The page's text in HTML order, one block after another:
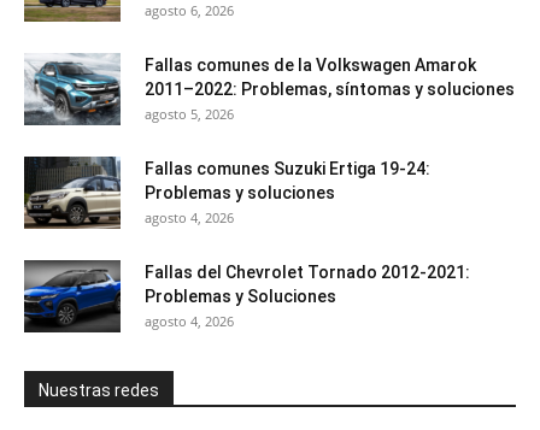
agosto 6, 2026
Fallas comunes de la Volkswagen Amarok
2011–2022: Problemas, síntomas y soluciones
agosto 5, 2026
Fallas comunes Suzuki Ertiga 19-24:
Problemas y soluciones
agosto 4, 2026
Fallas del Chevrolet Tornado 2012-2021:
Problemas y Soluciones
agosto 4, 2026
Nuestras redes